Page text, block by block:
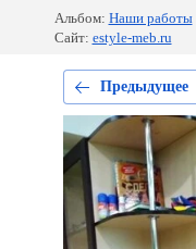
Альбом: Наши работы
Сайт: estyle-meb.ru
Предыдущее